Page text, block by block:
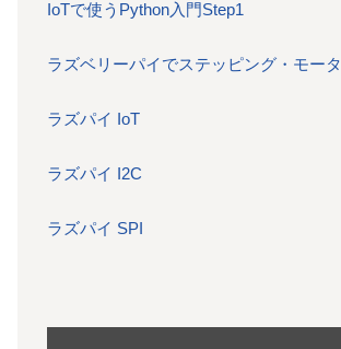
IoTで使うPython入門Step1
ラズベリーパイでステッピング・モータ
ラズパイ IoT
ラズパイ I2C
ラズパイ SPI